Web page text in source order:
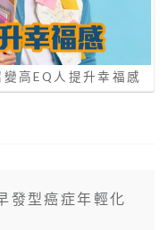
高EQ人提升幸福感
發型癌症年輕化